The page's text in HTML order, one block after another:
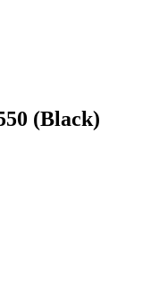
(Black)